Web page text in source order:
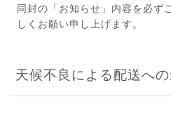
同封の「お知らせ」内容を必ず
しくお願い申し上げます。
天候不良による配送へ